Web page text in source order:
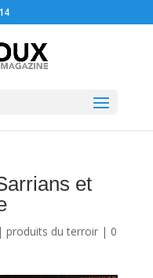
et
| produits du terroir| 0